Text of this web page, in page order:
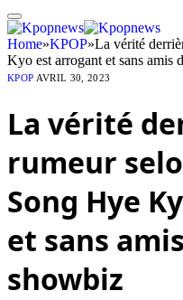
Home»KPOP»La vérité
Kyo est arrogant et sans amis
KPOP AVRIL 30, 2023
La vérité
rumeur
Song Hye
et sans
showbiz